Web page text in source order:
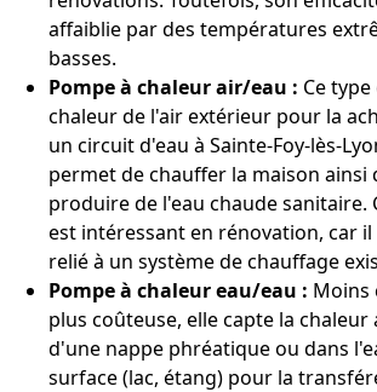
affaiblie par des températures
basses.
Pompe à chaleur air/eau : Ce
chaleur de l'air extérieur pour la
un circuit d'eau à Sainte-Foy-lès-
permet de chauffer la maison ainsi
produire de l'eau chaude sanitaire.
est intéressant en rénovation, car
relié à un système de chauffage
Pompe à chaleur eau/eau : Moins
plus coûteuse, elle capte la chaleur
d'une nappe phréatique ou dans
surface (lac, étang) pour la